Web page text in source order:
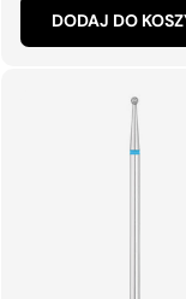
DODAJ DO